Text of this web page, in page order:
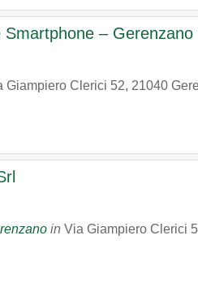
–
Giampiero Clerici 52, 21040
in Via Giampiero Clerici